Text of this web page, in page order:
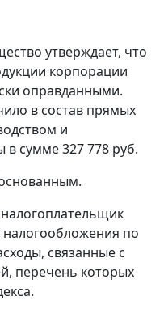
утверждает, что
корпорации
оправданными.
в состав прямых
и
в сумме 327 778 руб.
по
связанные с
перечень которых